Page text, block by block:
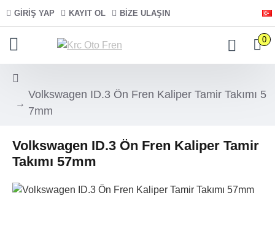
GIRIŞ YAP KAYIT OL BIZE ULAŞIN
0
Volkswagen ID.3 Ön Fren Kaliper Tamir Takımı 5
7mm
Volkswagen ID.3 Ön Fren Kaliper Tamir
Takımı 57mm